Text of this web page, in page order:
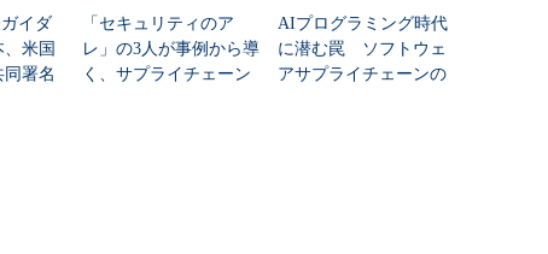
ガイダ
米国
同署名
「セキュリティのア
レ」の3人が事例から導
く、サプライチェーン
AIプログラミング時代
に潜む罠 ソフトウェ
アサプライチェーンの